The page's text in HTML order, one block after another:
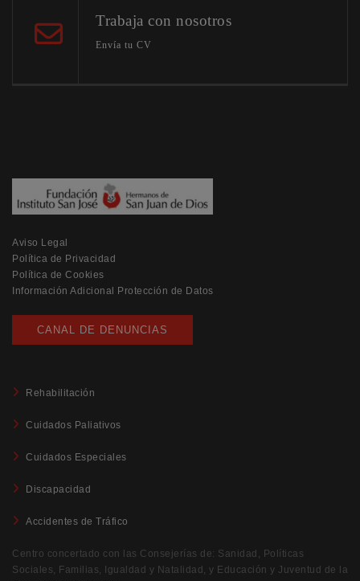
Trabaja con nosotros
Envía tu CV
Aviso Legal
Política de Privacidad
Política de Cookies
Información Adicional Protección de Datos
CANAL DE DENUNCIAS
Rehabilitación
Cuidados Paliativos
Cuidados Especiales
Discapacidad
Accidentes de Tráfico
Centro concertado con las Consejerías de: Sanidad, Políticas
Sociales, Familias, Igualdad y Natalidad, y Educación y Juventud de la